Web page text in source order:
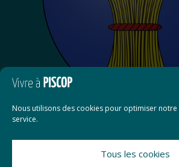
Nous utilisons des cookies pour optimiser notre
service.
Tous les cookies